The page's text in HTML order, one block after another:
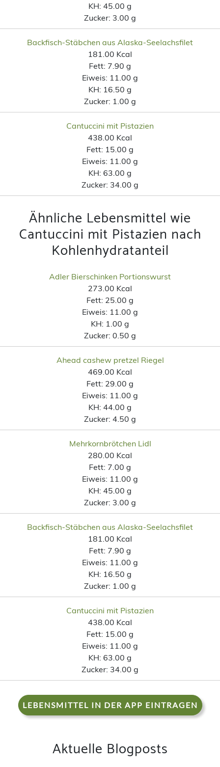
KH: 45.00 g
Zucker: 3.00 g
Backfisch-Stäbchen aus Alaska-Seelachsfilet
181.00 Kcal
Fett: 7.90 g
Eiweis: 11.00 g
KH: 16.50 g
Zucker: 1.00 g
Cantuccini mit Pistazien
438.00 Kcal
Fett: 15.00 g
Eiweis: 11.00 g
KH: 63.00 g
Zucker: 34.00 g
Ähnliche Lebensmittel wie
Cantuccini mit Pistazien nach
Kohlenhydratanteil
Adler Bierschinken Portionswurst
273.00 Kcal
Fett: 25.00 g
Eiweis: 11.00 g
KH: 1.00 g
Zucker: 0.50 g
Ahead cashew pretzel Riegel
469.00 Kcal
Fett: 29.00 g
Eiweis: 11.00 g
KH: 44.00 g
Zucker: 4.50 g
Mehrkornbrötchen Lidl
280.00 Kcal
Fett: 7.00 g
Eiweis: 11.00 g
KH: 45.00 g
Zucker: 3.00 g
Backfisch-Stäbchen aus Alaska-Seelachsfilet
181.00 Kcal
Fett: 7.90 g
Eiweis: 11.00 g
KH: 16.50 g
Zucker: 1.00 g
Cantuccini mit Pistazien
438.00 Kcal
Fett: 15.00 g
Eiweis: 11.00 g
KH: 63.00 g
Zucker: 34.00 g
LEBENSMITTEL IN DER APP EINTRAGEN
Aktuelle Blogposts